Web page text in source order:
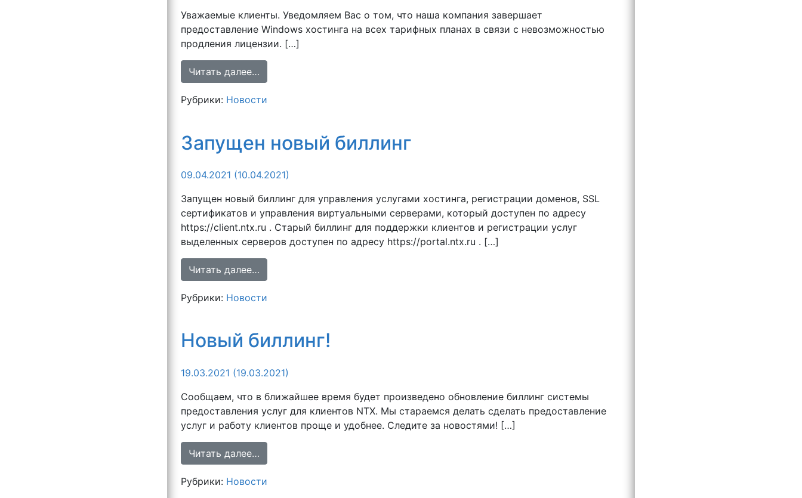
Уважаемые клиенты. Уведомляем Вас о том, что наша компания завершает
предоставление Windows хостинга на всех тарифных планах в связи с невозможностью
продления лицензии. […]
Читать далее…
Рубрики: Новости
Запущен новый биллинг
09.04.2021 (10.04.2021)
Запущен новый биллинг для управления услугами хостинга, регистрации доменов, SSL
сертификатов и управления виртуальными серверами, который доступен по адресу
https://client.ntx.ru . Старый биллинг для поддержки клиентов и регистрации услуг
выделенных серверов доступен по адресу https://portal.ntx.ru . […]
Читать далее…
Рубрики: Новости
Новый биллинг!
19.03.2021 (19.03.2021)
Сообщаем, что в ближайшее время будет произведено обновление биллинг системы
предоставления услуг для клиентов NTX. Мы стараемся делать сделать предоставление
услуг и работу клиентов проще и удобнее. Следите за новостями! […]
Читать далее…
Рубрики: Новости